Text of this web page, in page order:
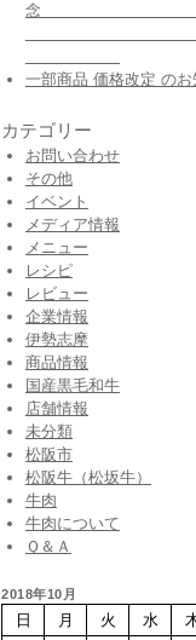
一部商品 価格改定 のお
カテゴリー
お問い合わせ
その他
イベント
メディア情報
メニュー
レシピ
レビュー
企業情報
伊勢志摩
商品情報
国産黒毛和牛
店舗情報
未分類
松阪市
松阪牛（松坂牛）
牛肉
牛肉について
Ｑ＆Ａ
2018年10月
日 月 火 水